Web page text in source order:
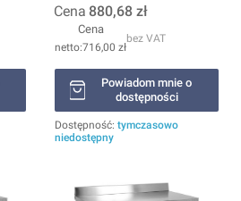
Cena 880,68 zł
Cena
716,00 zł
bez VAT
Powiadom mnie o
dostępności
Dostępność: tymczasowo
niedostępny